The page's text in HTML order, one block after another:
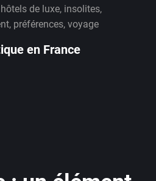
hôtels de luxe, insolites,
, préférences, voyage
en France